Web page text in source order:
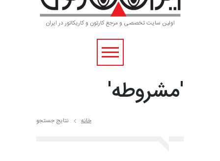
اولین سایت تخصصی و مرجع کارتون و کاریکاتور در ایران
'مشروطه'
خانه نتایج جستجو